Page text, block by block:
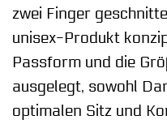
zwei Finger
unisex-Produkt
Passform und die
ausgelegt, sowohl
optimalen Sitz und